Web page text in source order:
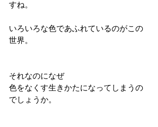
すね。
いろいろな色であふれているのがこの
世界。
それなのになぜ
色をなくす生きかたになってしまうの
でしょうか。